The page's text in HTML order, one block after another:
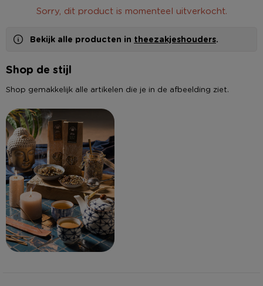
Sorry, dit product is momenteel uitverkocht.
Bekijk alle producten in theezakjeshouders.
Shop de stijl
Shop gemakkelijk alle artikelen die je in de afbeelding ziet.